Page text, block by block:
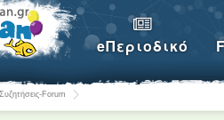
eΠεριοδικό
Forum